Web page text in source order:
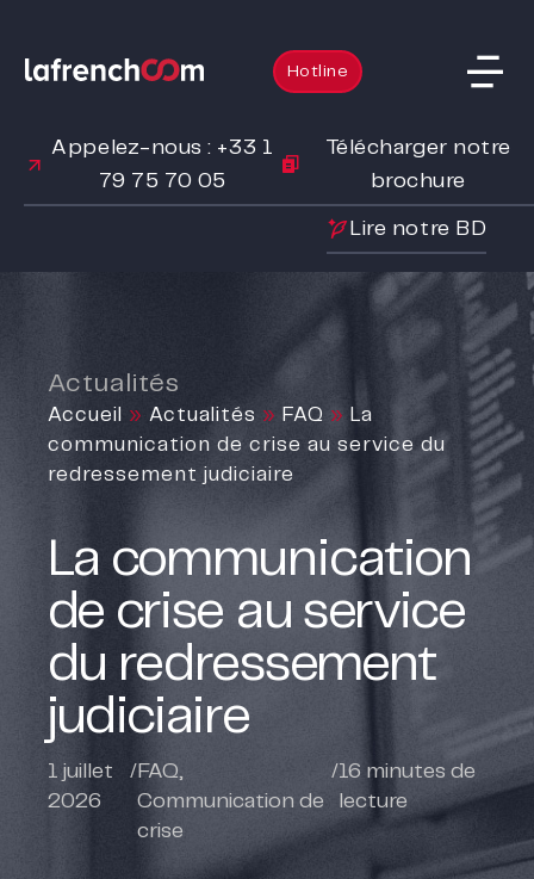
Hotline
Appelez-nous : +33 1
79 75 70 05
Télécharger notre
brochure
Lire notre BD
Actualités
Accueil » Actualités » FAQ » La
communication de crise au service du
redressement judiciaire
La communication
de crise au service
du redressement
judiciaire
1 juillet
2026
/FAQ,
Communication de
crise
/16 minutes de
lecture